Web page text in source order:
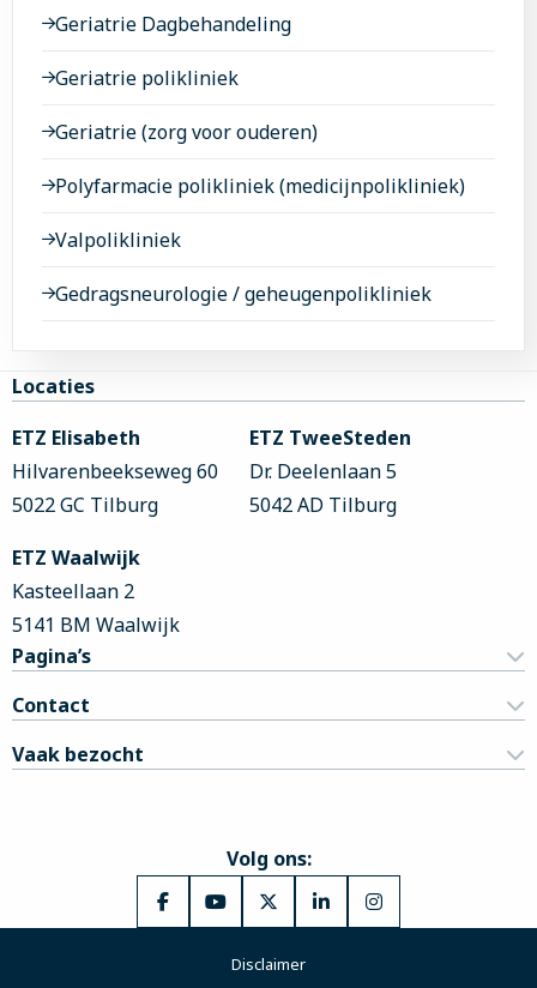
Geriatrie Dagbehandeling
Geriatrie polikliniek
Geriatrie (zorg voor ouderen)
Polyfarmacie polikliniek (medicijnpolikliniek)
Valpolikliniek
Gedragsneurologie / geheugenpolikliniek
Site
Locaties
ETZ Elisabeth
Hilvarenbeekseweg 60
5022 GC Tilburg
ETZ TweeSteden
Dr. Deelenlaan 5
5042 AD Tilburg
ETZ Waalwijk
Kasteellaan 2
5141 BM Waalwijk
Pagina’s
Contact
Vaak bezocht
Volg ons:
Ga
Facebook
Ga
YouTube
Ga
X
Ga
Ga
Disclaimer